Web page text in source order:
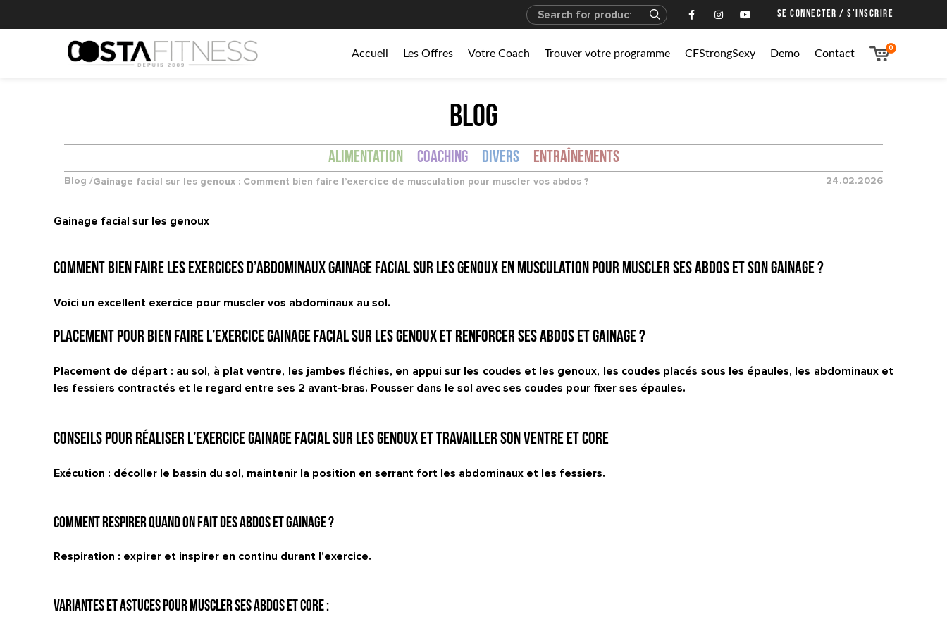
SE CONNECTER / S'INSCRIRE
Accueil Les Offres Votre Coach Trouver votre programme CFStrongSexy Demo Contact
0
BLOG
Alimentation Coaching Divers Entraînements
Blog /Gainage facial sur les genoux : Comment bien faire l’exercice de musculation pour muscler vos abdos ? 24.02.2026
Gainage facial sur les genoux
Comment bien faire les exercices d’abdominaux Gainage facial sur les genoux en musculation pour muscler ses abdos et son gainage ?
Voici un excellent exercice pour muscler vos abdominaux au sol.
Placement pour bien faire l’exercice Gainage facial sur les genoux et renforcer ses abdos et gainage ?
Placement de départ : au sol, à plat ventre, les jambes fléchies, en appui sur les coudes et les genoux, les coudes placés sous les épaules, les abdominaux et
les fessiers contractés et le regard entre ses 2 avant-bras. Pousser dans le sol avec ses coudes pour fixer ses épaules.
Conseils pour réaliser l’exercice Gainage facial sur les genoux et travailler son ventre et core
Exécution : décoller le bassin du sol, maintenir la position en serrant fort les abdominaux et les fessiers.
Comment respirer quand on fait des abdos et gainage ?
Respiration : expirer et inspirer en continu durant l’exercice.
Variantes et astuces pour muscler ses abdos et core :